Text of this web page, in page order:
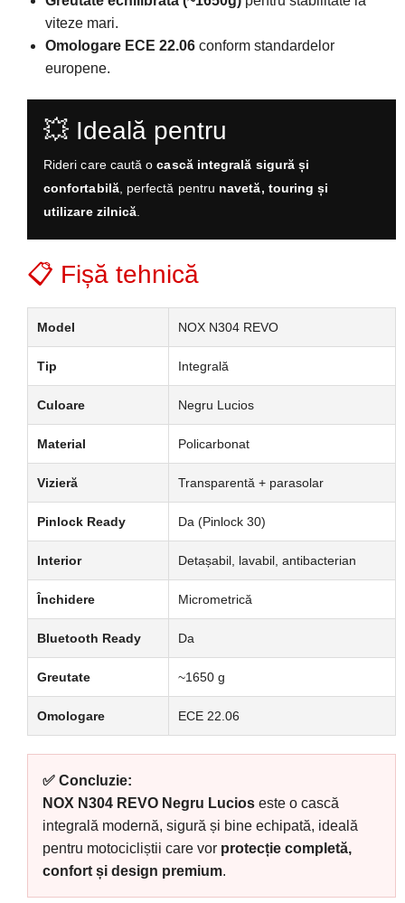
viteze mari.
Omologare ECE 22.06 conform standardelor
europene.
💥 Ideală pentru
Rideri care caută ocască integrală sigură și
confortabilă, perfectă pentru navetă, touring și
utilizare zilnică
📋 Fișă tehnică
Model NOX N304 REVO
Tip Integrală
Culoare Negru Lucios
Material Policarbonat
Vizieră Transparentă + parasolar
Pinlock Ready Da (Pinlock 30)
Interior Detașabil, lavabil, antibacterian
Închidere Micrometrică
Bluetooth Ready Da
Greutate ~1650 g
Omologare ECE 22.06
✅ Concluzie:
NOX N304 REVO Negru Lucios este o cască
integrală modernă, sigură și bine echipată, ideală
pentru motocicliștii care vor protecție completă,
confort și design premium.